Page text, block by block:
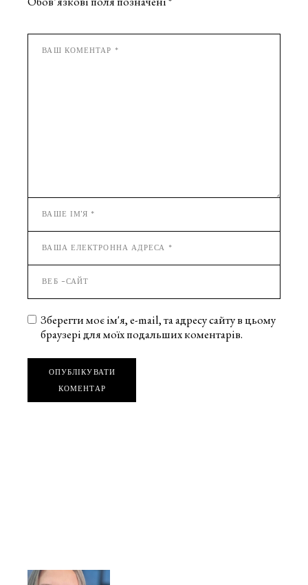
Зберегти моє ім'я, e-mail, та адресу сайту в цьому
браузері для моїх подальших коментарів.
ОПУБЛІКУВАТИ
КОМЕНТАР